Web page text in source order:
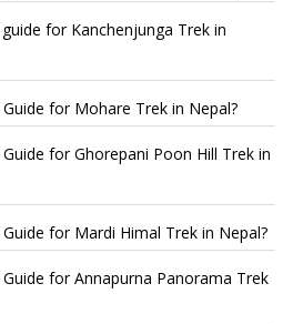
for Kanchenjunga Trek in
for Mohare Trek in Nepal?
for Ghorepani Poon Hill Trek in
for Mardi Himal Trek in Nepal?
for Annapurna Panorama Trek